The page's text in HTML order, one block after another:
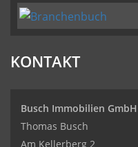
KONTAKT
Busch Immobilien GmbH
Thomas Busch
Am Kellerberg 2